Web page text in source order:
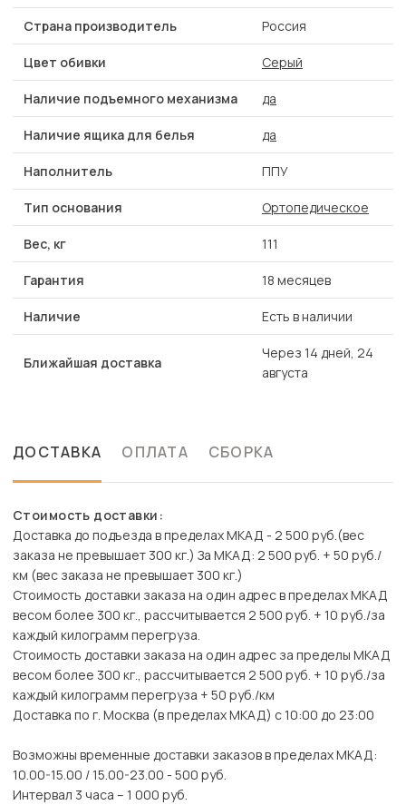
Страна производитель Россия
Цвет обивки Серый
Наличие подъемного механизма да
Наличие ящика для белья да
Наполнитель ППУ
Тип основания Ортопедическое
Вес, кг 111
Гарантия 18 месяцев
Наличие Есть в наличии
Ближайшая доставка
Через 14 дней, 24
августа
ДОСТАВКА ОПЛАТА СБОРКА
Стоимость доставки:
Доставка до подъезда в пределах МКАД - 2 500 руб.(вес
заказа не превышает 300 кг.) За МКАД: 2 500 руб. + 50 руб./
км (вес заказа не превышает 300 кг.)
Стоимость доставки заказа на один адрес в пределах МКАД
весом более 300 кг., рассчитывается 2 500 руб. + 10 руб./за
каждый килограмм перегруза.
Стоимость доставки заказа на один адрес за пределы МКАД
весом более 300 кг., рассчитывается 2 500 руб. + 10 руб./за
каждый килограмм перегруза + 50 руб./км
Доставка по г. Москва (в пределах МКАД) с 10:00 до 23:00
Возможны временные доставки заказов в пределах МКАД:
10.00-15.00 / 15.00-23.00 - 500 руб.
Интервал 3 часа – 1 000 руб.